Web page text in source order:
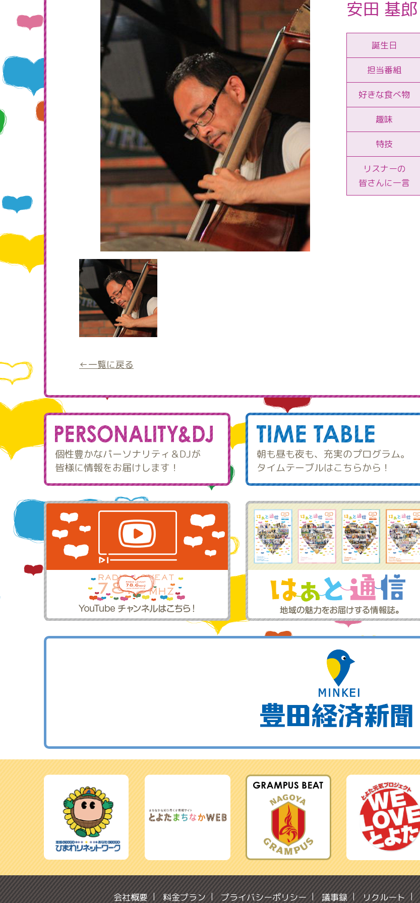
安田 基郎
誕生日
担当番組
好きな食べ物
趣味
特技
リスナーの
皆さんに一言
←一覧に戻る
個性豊かなパーソナリティ＆DJが
皆様に情報をお届けします！
朝も昼も夜も、充実のプログラム。
タイムテーブルはこちらから！
会社概要 料金プラン プライバシーポリシー 議事録 リクルート